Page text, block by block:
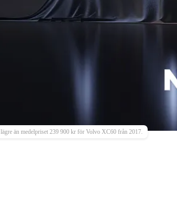
lägre än medelpriset 239 900 kr för Volvo XC60 från 2017.